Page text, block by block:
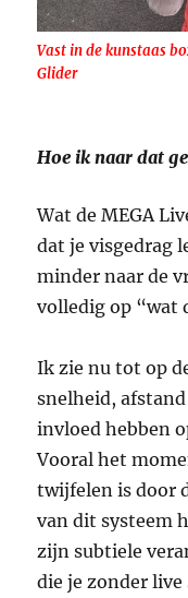
Vast in de kunstaas
Glider
Hoe ik naar dat
Wat de MEGA
dat je visgedrag
minder naar de
volledig op “wat
Ik zie nu tot op
snelheid,
invloed hebben
Vooral het
twijfelen is door
van dit systeem
zijn subtiele
die je zonder